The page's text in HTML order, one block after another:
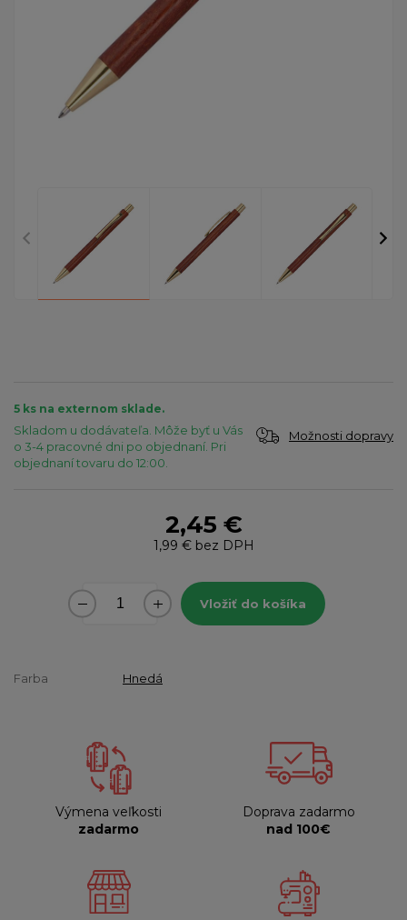
5 ks na externom sklade.
Skladom u dodávateľa. Môže byť u Vás
o 3-4 pracovné dni po objednaní. Pri
objednaní tovaru do 12:00.
Možnosti dopravy
2,45 €
1,99 €bez DPH
Vložiť do košíka
Farba Hnedá
Výmena veľkosti
zadarmo
Doprava zadarmo
nad 100€